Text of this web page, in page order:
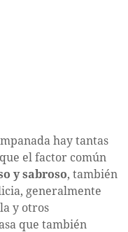
hay tantas
el factor común
y sabroso, también
generalmente
y otros
que también